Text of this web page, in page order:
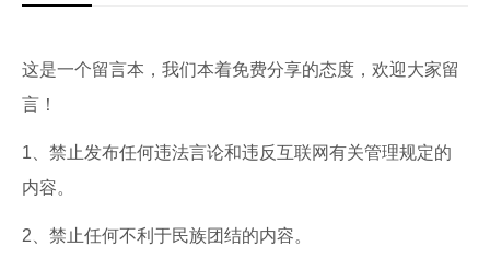
这是一个留言本，我们本着免费分享的态度，欢迎大家留
言！
1、禁止发布任何违法言论和违反互联网有关管理规定的
内容。
2、禁止任何不利于民族团结的内容。